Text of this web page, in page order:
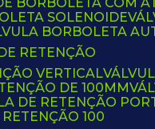
SOLENOIDE
BORBOLETA
RETENÇÃO
VERTICAL
DE 100MM
DE RETENÇÃO
RETENÇÃO 100